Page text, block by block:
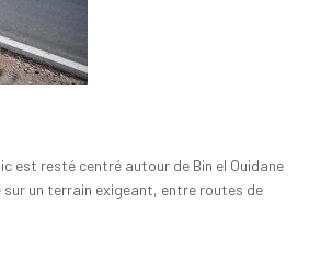
est resté centré autour de Bin el Ouidane
sur un terrain exigeant, entre routes de